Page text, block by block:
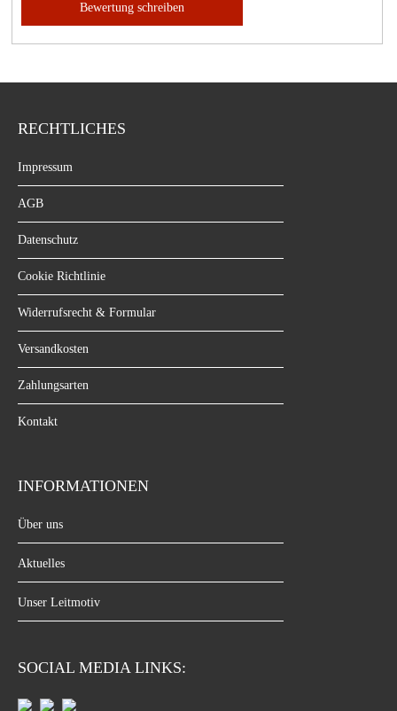
Bewertung schreiben
RECHTLICHES
Impressum
AGB
Datenschutz
Cookie Richtlinie
Widerrufsrecht & Formular
Versandkosten
Zahlungsarten
Kontakt
INFORMATIONEN
Über uns
Aktuelles
Unser Leitmotiv
SOCIAL MEDIA LINKS: